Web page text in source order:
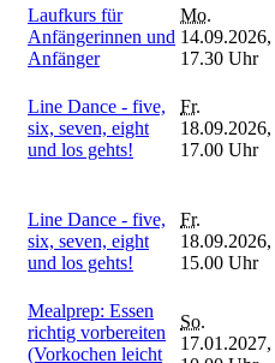
Laufkurs für
Anfängerinnen und
Anfänger
Mo.
14.09.2026,
17.30 Uhr
Line Dance - five,
six, seven, eight
und los gehts!
Fr.
18.09.2026,
17.00 Uhr
Line Dance - five,
six, seven, eight
und los gehts!
Fr.
18.09.2026,
15.00 Uhr
Mealprep: Essen
richtig vorbereiten
(Vorkochen leicht
So.
17.01.2027,